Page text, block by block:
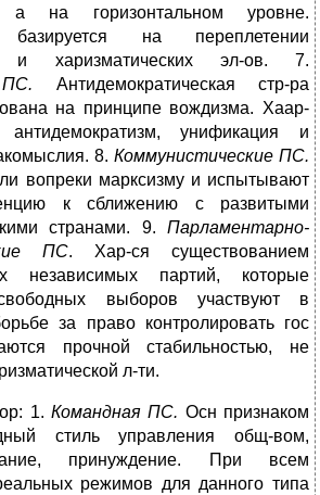
а на горизонтальном уровне.
базируется на переплетении
и харизматических эл-ов. 7.
ПС. Антидемократическая стр-ра
на принципе вождизма. Хаар-
унификация и
8. Коммунистические ПС.
вопреки марксизму и испытывают
к сближению с развитыми
странами. 9. Парламентарно-
ПС. Хар-ся существованием
независимых партий, которые
выборов участвуют в
за право контролировать гос
прочной стабильностью, не
л-ти.
1. Командная ПС. Осн признаком
стиль управления общ-вом,
принуждение. При всем
режимов для данного типа